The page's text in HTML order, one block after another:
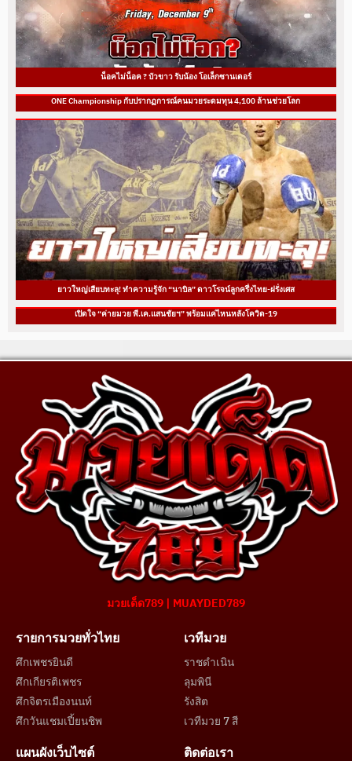
น็อคไม่น็อค ? บัวขาว รับน้อง โอเล็กซานเดอร์
ONE Championship กับปรากฏการณ์คนมวยระดมทุน 4,100 ล้านช่วยโลก
ยาวใหญ่เสียบทะลุ! ทำความรู้จัก “นาบิล” ดาวโรจน์ลูกครึ่งไทย-ฝรั่งเศส
เปิดใจ “ค่ายมวย พี.เค.แสนชัยฯ” พร้อมแค่ไหนหลังโควิด-19
มวยเด็ด789 | MUAYDED789
รายการมวยทั่วไทย
ศึกเพชรยินดี
ศึกเกียรติเพชร
ศึกจิตรเมืองนนท์
ศึกวันแชมเปี้ยนชิพ
เวทีมวย
ราชดำเนิน
ลุมพินี
รังสิต
เวทีมวย 7 สี
แผนผังเว็บไซต์ ติดต่อเรา